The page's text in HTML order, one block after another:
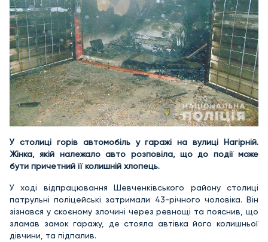
У столиці горів автомобіль у гаражі на вулиці Нагірній.
Жінка, якій належало авто розповіла, що до події може
бути причетний її колишній хлопець.
У ході відпрацювання Шевченківського району столиці
патрульні поліцейські затримали 43-річного чоловіка. Він
зізнався у скоєному злочині через ревнощі та пояснив, що
зламав замок гаражу, де стояла автівка його колишньої
дівчини, та підпалив.